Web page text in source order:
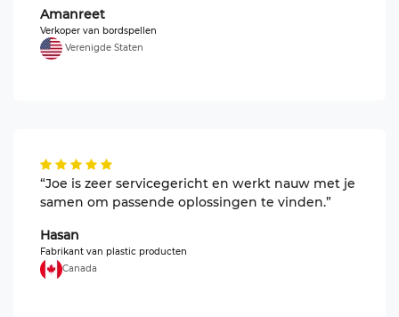
Amanreet
Verkoper van bordspellen
Verenigde Staten
“Joe is zeer servicegericht en werkt nauw met je
samen om passende oplossingen te vinden.”
Hasan
Fabrikant van plastic producten
Canada